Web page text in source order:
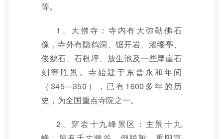
等。
1、大佛寺：寺内有大弥勒佛石
像，寺外有隐鹤洞、锯开岩、濯缨亭、
俊貌石、石棋坪、放生池及一些摩崖石
刻等胜景。寺始建于东晋永和年间
（345—350），已有1600多年的历
史，为全国重点寺院之一。
2、穿岩十九峰景区：主景十九